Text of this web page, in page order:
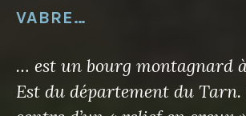
VABRE…
… est un bourg montagnard
Est du département du